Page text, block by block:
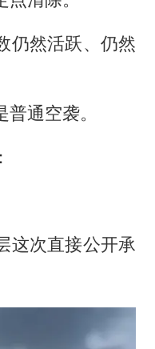
仍然活跃、仍然
通空袭。
这次直接公开承